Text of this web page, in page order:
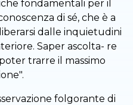
fondamentali per il
di sé, che è a
dalle inquietudini
Saper ascolta- re
trarre il massimo
folgorante di